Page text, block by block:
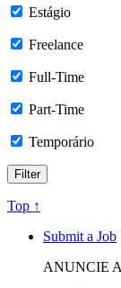
Estágio
Freelance
Full-Time
Part-Time
Temporário
Top ↑
Submit a Job
ANUNCIE